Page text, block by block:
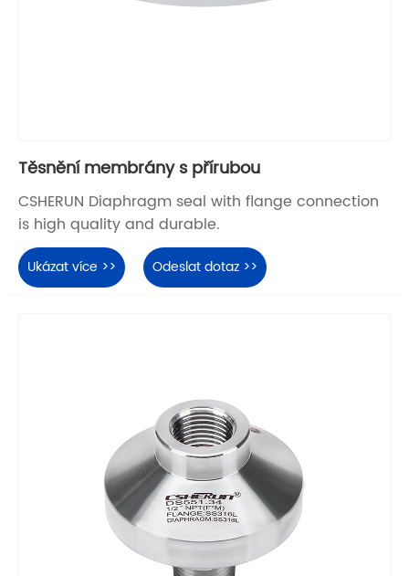
Těsnění membrány s přírubou
CSHERUN Diaphragm seal with flange connection
is high quality and durable.
Ukázat více >> Odeslat dotaz >>